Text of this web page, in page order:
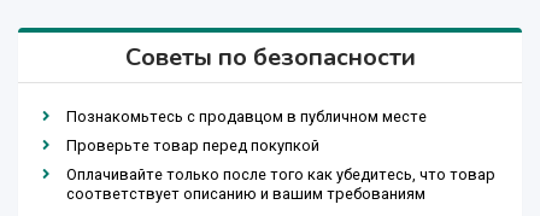
Советы по безопасности
Познакомьтесь с продавцом в публичном месте
Проверьте товар перед покупкой
Оплачивайте только после того как убедитесь, что товар
соответствует описанию и вашим требованиям